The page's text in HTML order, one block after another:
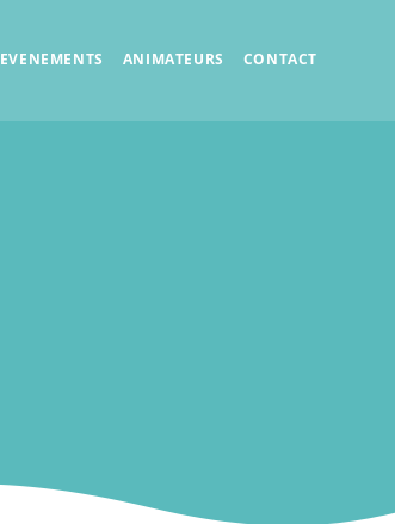
EVENEMENTS ANIMATEURS CONTACT